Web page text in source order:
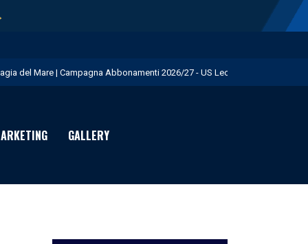
del Mare | Campagna Abbonamenti 2026/27 - US Lecce
è Premium Partner per il prossimo triennio - US Lecce
mattutina a Martignano - US Lecce
GALLERY